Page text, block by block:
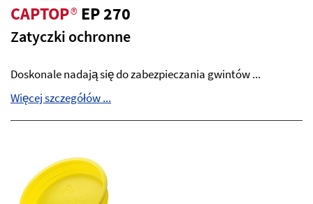
CAPTOP®EP 270
Zatyczki ochronne
Doskonale nadają się do zabezpieczania gwintów ...
Więcej szczegółów ...